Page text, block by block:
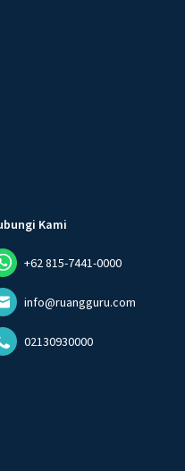
Kami
+62 815-7441-0000
info@ruangguru.com
02130930000